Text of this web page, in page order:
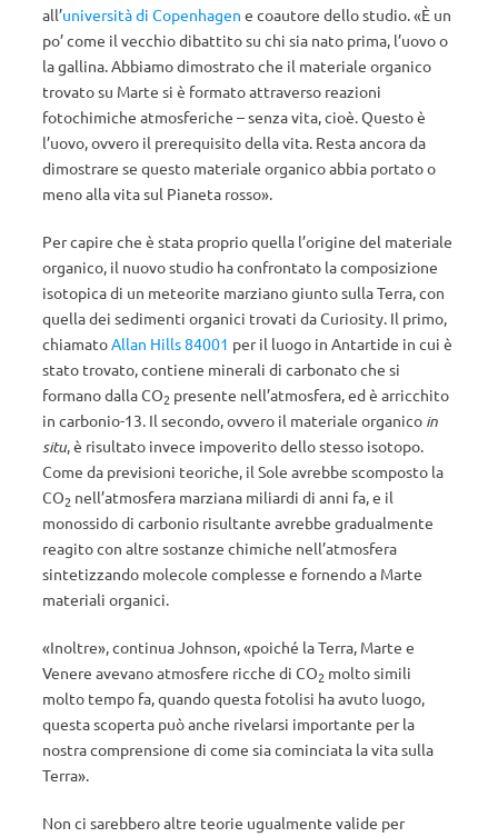
all’università di Copenhagen e coautore dello studio. «È un
po’ come il vecchio dibattito su chi sia nato prima, l’uovo o
la gallina. Abbiamo dimostrato che il materiale organico
trovato su Marte si è formato attraverso reazioni
fotochimiche atmosferiche – senza vita, cioè. Questo è
l’uovo, ovvero il prerequisito della vita. Resta ancora da
dimostrare se questo materiale organico abbia portato o
meno alla vita sul Pianeta rosso».
Per capire che è stata proprio quella l’origine del materiale
organico, il nuovo studio ha confrontato la composizione
isotopica di un meteorite marziano giunto sulla Terra, con
quella dei sedimenti organici trovati da Curiosity. Il primo,
chiamatoAllan Hills 84001 per il luogo in Antartide in cui è
stato trovato, contiene minerali di carbonato che si
formano dalla CO2 presente nell’atmosfera, ed è arricchito
in carbonio-13. Il secondo, ovvero il materiale organico in
situ, è risultato invece impoverito dello stesso isotopo.
Come da previsioni teoriche, il Sole avrebbe scomposto la
CO2 nell’atmosfera marziana miliardi di anni fa, e il
monossido di carbonio risultante avrebbe gradualmente
reagito con altre sostanze chimiche nell’atmosfera
sintetizzando molecole complesse e fornendo a Marte
materiali organici.
«Inoltre», continua Johnson, «poiché la Terra, Marte e
Venere avevano atmosfere ricche di CO2 molto simili
molto tempo fa, quando questa fotolisi ha avuto luogo,
questa scoperta può anche rivelarsi importante per la
nostra comprensione di come sia cominciata la vita sulla
Terra».
Non ci sarebbero altre teorie ugualmente valide per